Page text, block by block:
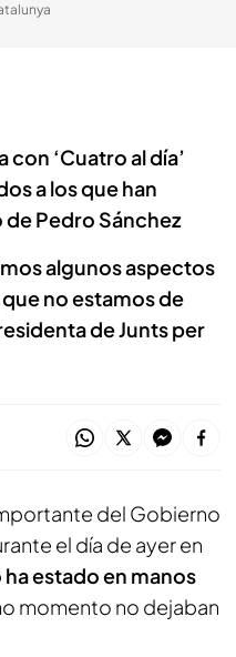
‘Cuatro al día’
a los que han
Pedro Sánchez
algunos aspectos
no estamos de
de Junts per
del Gobierno
el día de ayer en
estado en manos
momento no dejaban